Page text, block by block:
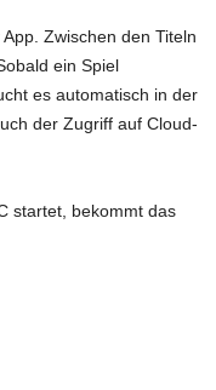
Zwischen den Titeln
ein Spiel
es automatisch in der
der Zugriff auf Cloud-
startet, bekommt das